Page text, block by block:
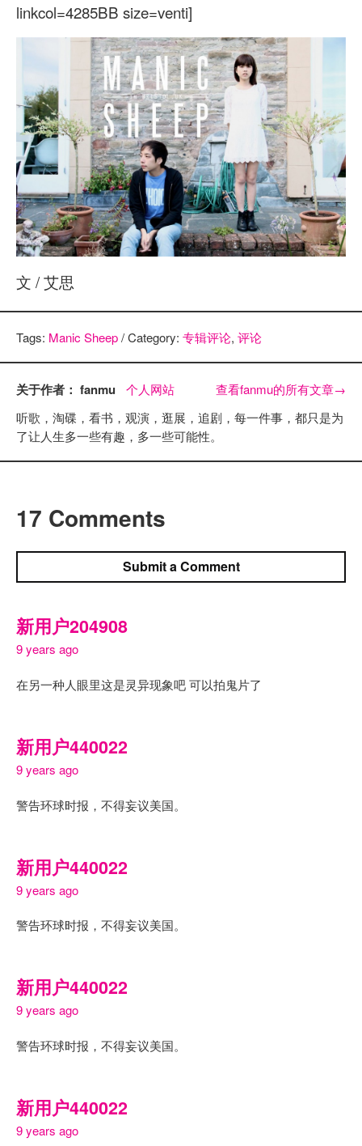
linkcol=4285BB size=venti]
文 / 艾思
Tags: Manic Sheep/ Category: 专辑评论, 评论
关于作者： fanmu 个人网站 查看fanmu的所有文章→
听歌，淘碟，看书，观演，逛展，追剧，每一件事，都只是为
了让人生多一些有趣，多一些可能性。
17 Comments
Submit a Comment
新用户204908
9 years ago
在另一种人眼里这是灵异现象吧 可以拍鬼片了
新用户440022
9 years ago
警告环球时报，不得妄议美国。
新用户440022
9 years ago
警告环球时报，不得妄议美国。
新用户440022
9 years ago
警告环球时报，不得妄议美国。
新用户440022
9 years ago